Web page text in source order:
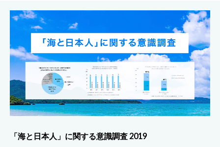
「海と日本人」に関する意識調査 2019